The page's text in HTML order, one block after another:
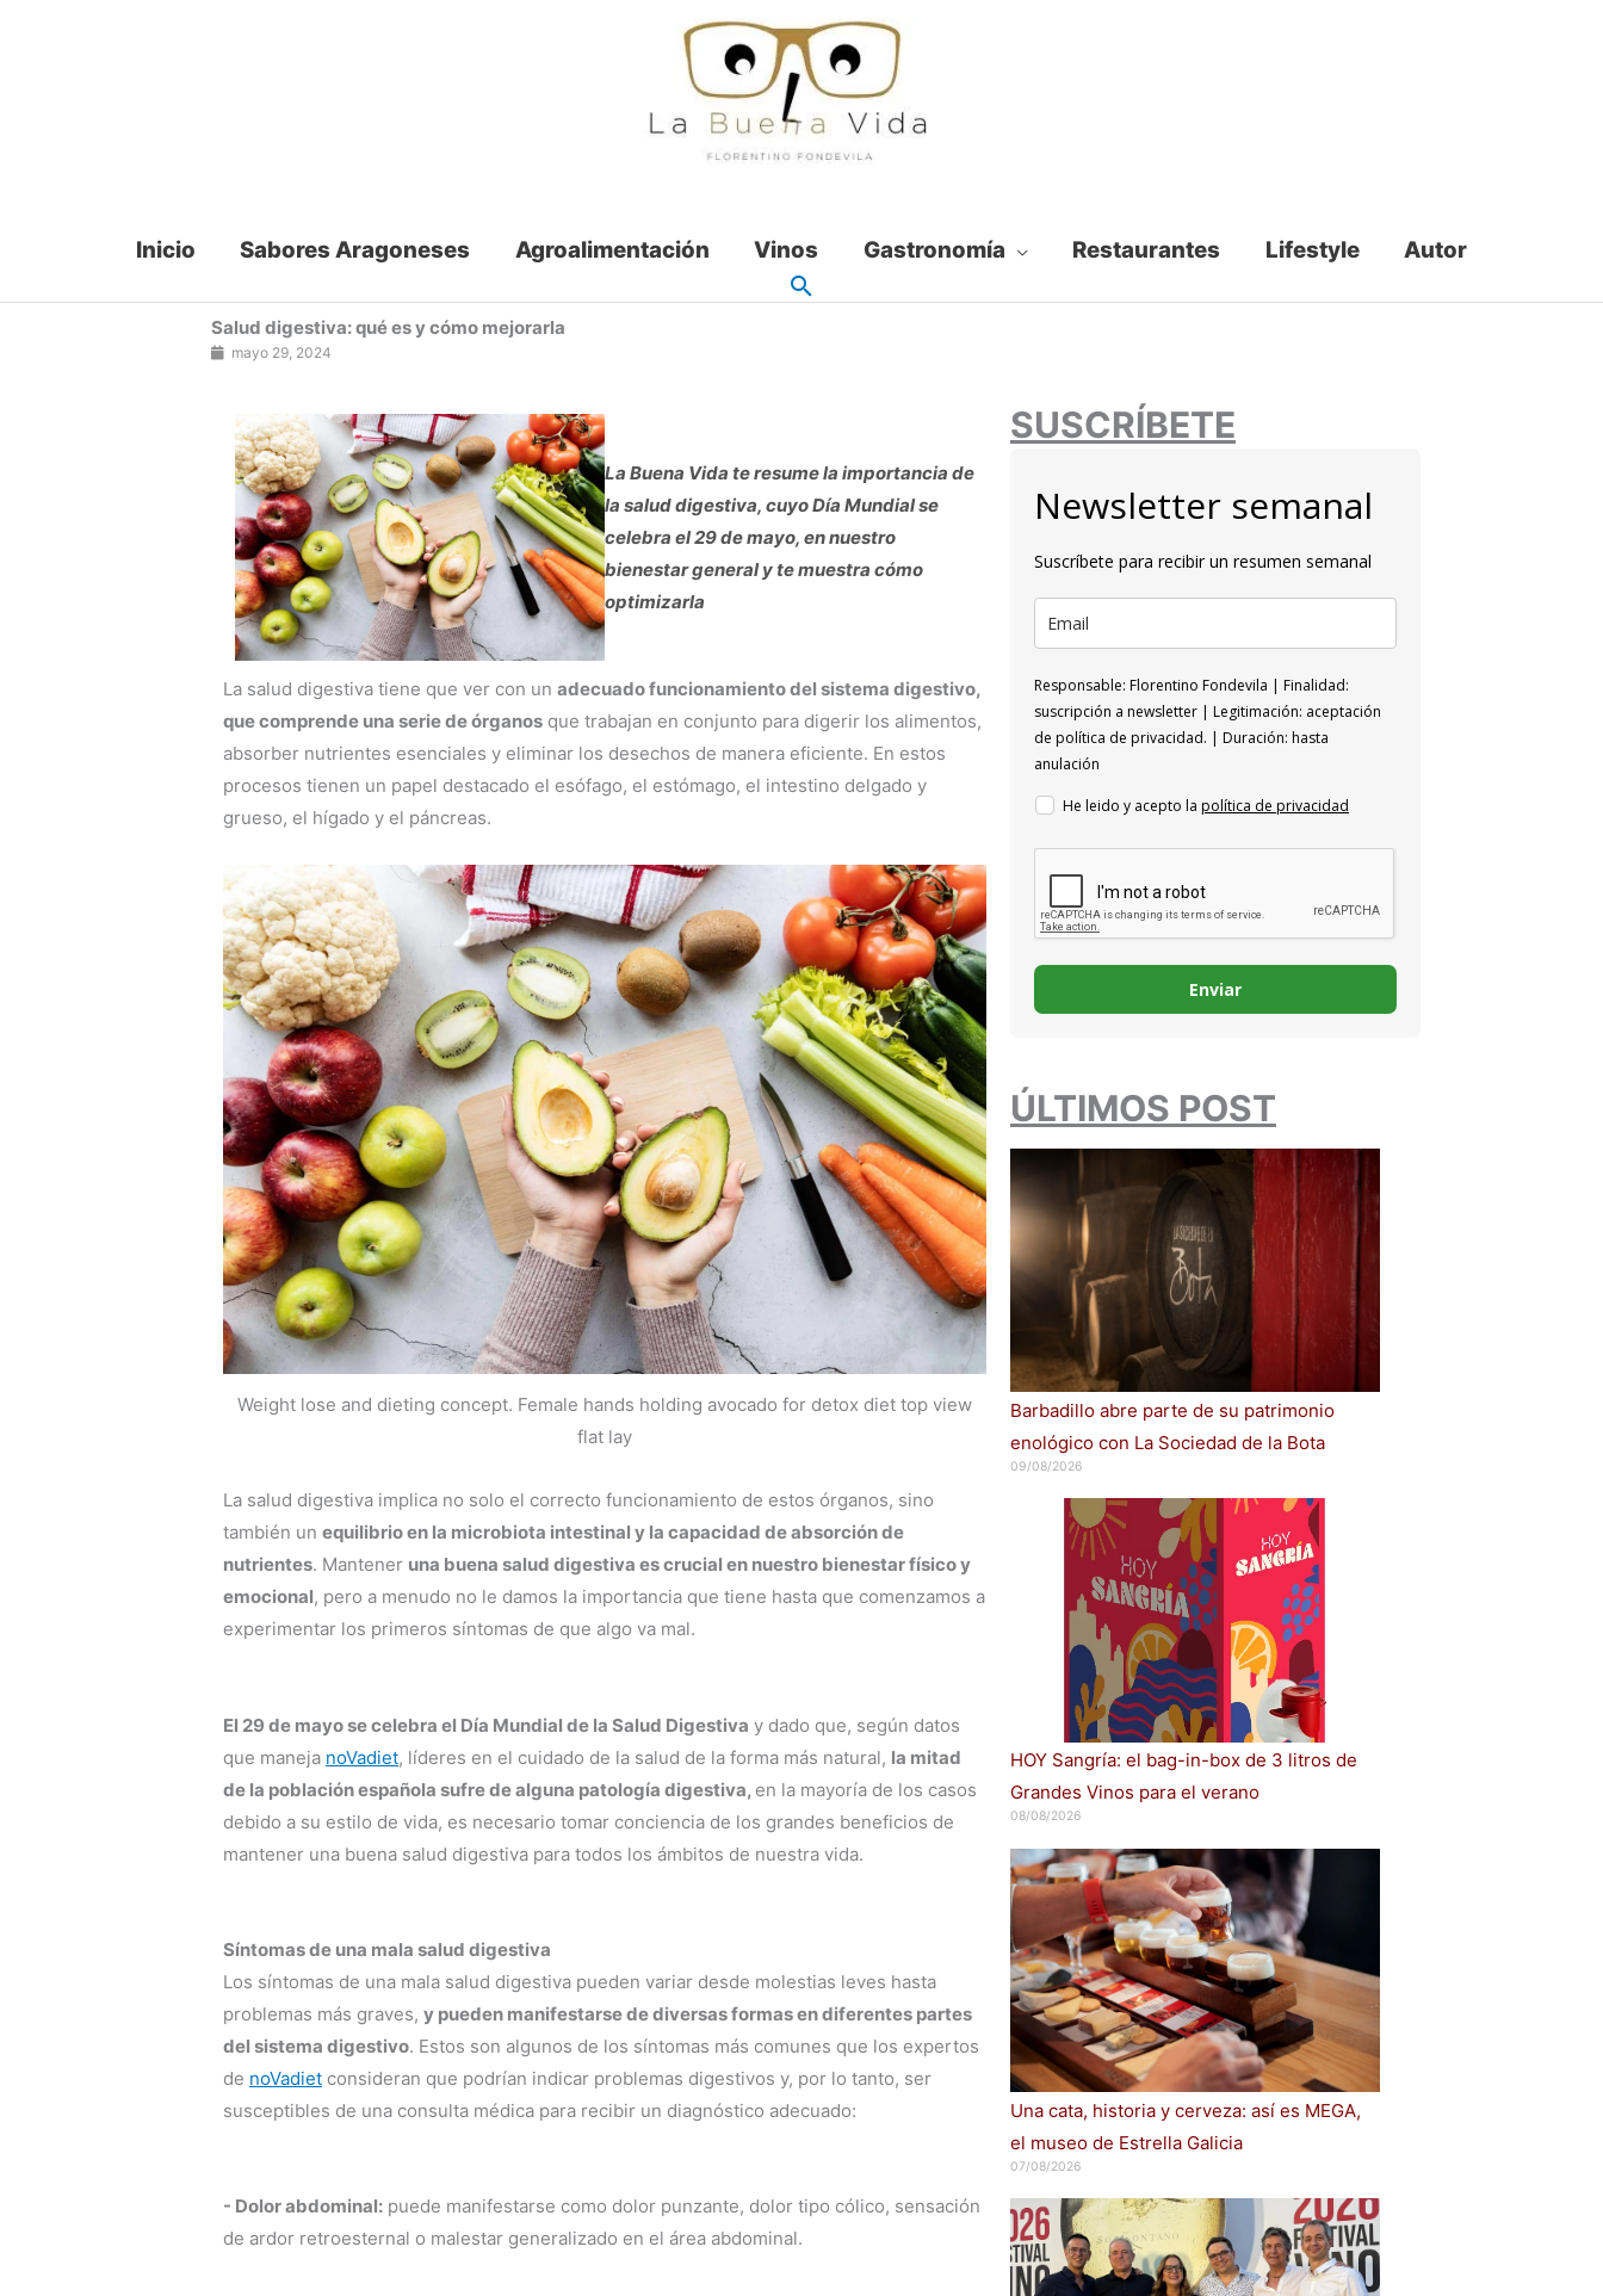
Inicio Sabores Aragoneses Agroalimentación Vinos Gastronomía Restaurantes Lifestyle Autor
Salud digestiva: qué es y cómo mejorarla
mayo 29, 2024
La Buena Vida te resume la importancia de
la salud digestiva, cuyo Día Mundial se
celebra el 29 de mayo, en nuestro
bienestar general y te muestra cómo
optimizarla
La salud digestiva tiene que ver con un adecuado funcionamiento del sistema digestivo,
que comprende una serie de órganos que trabajan en conjunto para digerir los alimentos,
absorber nutrientes esenciales y eliminar los desechos de manera eficiente. En estos
procesos tienen un papel destacado el esófago, el estómago, el intestino delgado y
grueso, el hígado y el páncreas.
Weight lose and dieting concept. Female hands holding avocado for detox diet top view
flat lay
La salud digestiva implica no solo el correcto funcionamiento de estos órganos, sino
también un equilibrio en la microbiota intestinal y la capacidad de absorción de
nutrientes. Mantener una buena salud digestiva es crucial en nuestro bienestar físico y
emocional, pero a menudo no le damos la importancia que tiene hasta que comenzamos a
experimentar los primeros síntomas de que algo va mal.
El 29 de mayo se celebra el Día Mundial de la Salud Digestiva y dado que, según datos
que maneja noVadiet, líderes en el cuidado de la salud de la forma más natural, la mitad
de la población española sufre de alguna patología digestiva, en la mayoría de los casos
debido a su estilo de vida, es necesario tomar conciencia de los grandes beneficios de
mantener una buena salud digestiva para todos los ámbitos de nuestra vida.
Síntomas de una mala salud digestiva
Los síntomas de una mala salud digestiva pueden variar desde molestias leves hasta
problemas más graves, y pueden manifestarse de diversas formas en diferentes partes
del sistema digestivo. Estos son algunos de los síntomas más comunes que los expertos
de noVadiet consideran que podrían indicar problemas digestivos y, por lo tanto, ser
susceptibles de una consulta médica para recibir un diagnóstico adecuado:
- Dolor abdominal: puede manifestarse como dolor punzante, dolor tipo cólico, sensación
de ardor retroesternal o malestar generalizado en el área abdominal.
SUSCRÍBETE
Newsletter semanal
Suscríbete para recibir un resumen semanal
Responsable: Florentino Fondevila | Finalidad:
suscripción a newsletter | Legitimación: aceptación
de política de privacidad. | Duración: hasta
anulación
He leido y acepto la política de privacidad
Enviar
ÚLTIMOS POST
Barbadillo abre parte de su patrimonio
enológico con La Sociedad de la Bota
09/08/2026
HOY Sangría: el bag-in-box de 3 litros de
Grandes Vinos para el verano
08/08/2026
Una cata, historia y cerveza: así es MEGA,
el museo de Estrella Galicia
07/08/2026